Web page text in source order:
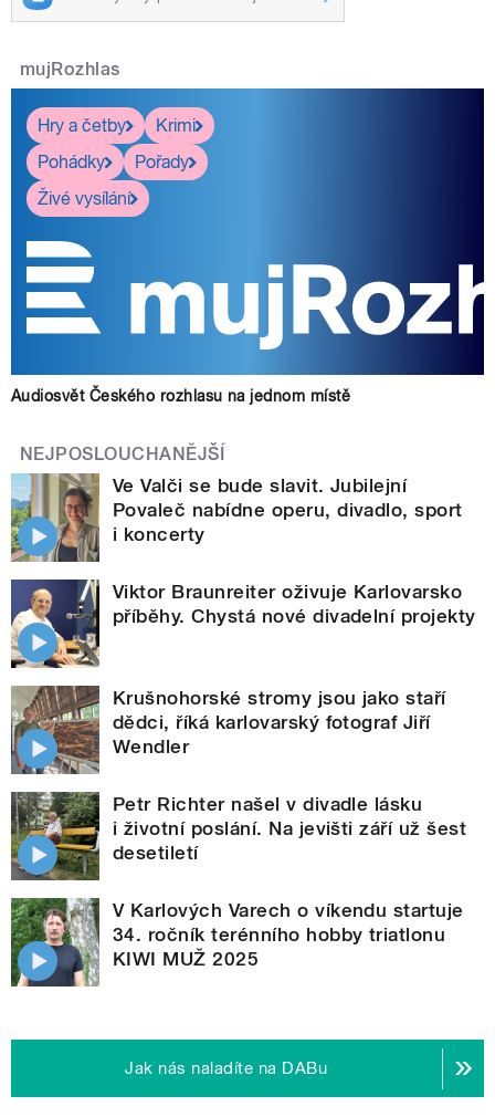
mujRozhlas
Hry a četby
Krimi
Pohádky
Pořady
Živé vysílání
Audiosvět Českého rozhlasu na jednom místě
NEJPOSLOUCHANĚJŠÍ
Ve Valči se bude slavit. Jubilejní
Povaleč nabídne operu, divadlo, sport
i koncerty
Viktor Braunreiter oživuje Karlovarsko
příběhy. Chystá nové divadelní projekty
Krušnohorské stromy jsou jako staří
dědci, říká karlovarský fotograf Jiří
Wendler
Petr Richter našel v divadle lásku
i životní poslání. Na jevišti září už šest
desetiletí
V Karlových Varech o víkendu startuje
34. ročník terénního hobby triatlonu
KIWI MUŽ 2025
Jak nás naladíte na DABu